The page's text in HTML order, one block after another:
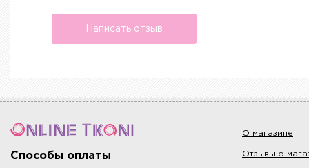
Написать отзыв
Способы оплаты
О магазине
Отзывы о